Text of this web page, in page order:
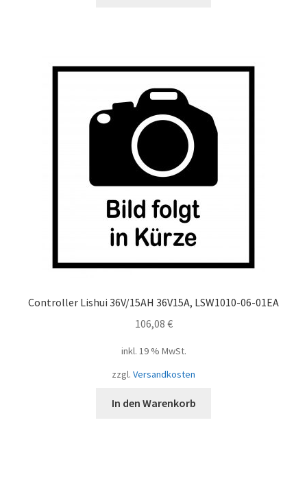
Controller Lishui 36V/15AH 36V15A, LSW1010-06-01EA
106,08 €
inkl. 19 % MwSt.
zzgl. Versandkosten
In den Warenkorb